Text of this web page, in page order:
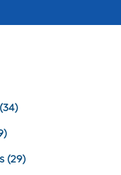
(29)